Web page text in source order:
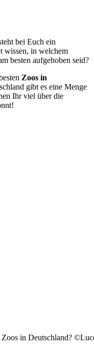
bei Euch ein
wissen, in welchem
besten aufgehoben seid?
Zoos in
gibt es eine Menge
Ihr viel über die
in Deutschland?